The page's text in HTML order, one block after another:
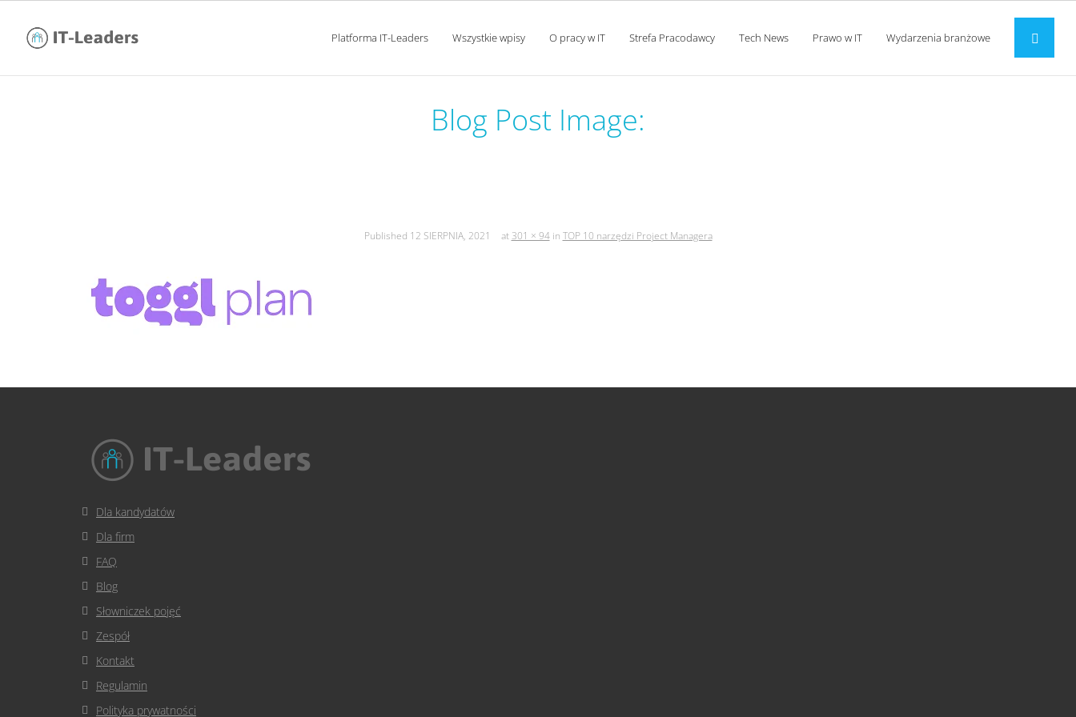
Platforma IT-Leaders Wszystkie wpisy O pracy w IT Strefa Pracodawcy Tech News Prawo w IT Wydarzenia branżowe
Blog Post Image:
Published 12 SIERPNIA, 2021 at301 × 94in TOP 10 narzędzi Project Managera
Dla kandydatów
Dla firm
FAQ
Blog
Słowniczek pojęć
Zespół
Kontakt
Regulamin
Polityka prywatności